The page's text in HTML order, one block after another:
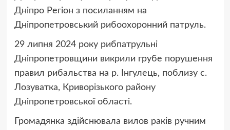
Дніпро Регіон з посиланням на
Дніпропетровський рибоохоронний патруль.
29 липня 2024 року рибпатрульні
Дніпропетровщини викрили грубе порушення
правил рибальства на р. Інгулець, поблизу с.
Лозуватка, Криворізького району
Дніпропетровської області.
Громадянка здійснювала вилов раків ручним